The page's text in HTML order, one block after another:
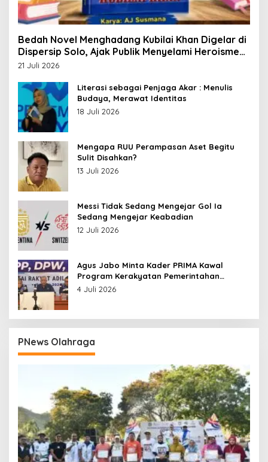
Bedah Novel Menghadang Kubilai Khan Digelar di
Dispersip Solo, Ajak Publik Menyelami Heroisme
Leluhur Nusantara
21 Juli 2026
Literasi sebagai Penjaga Akar : Menulis
Budaya, Merawat Identitas
18 Juli 2026
Mengapa RUU Perampasan Aset Begitu
Sulit Disahkan?
13 Juli 2026
Messi Tidak Sedang Mengejar Gol Ia
Sedang Mengejar Keabadian
12 Juli 2026
Agus Jabo Minta Kader PRIMA Kawal
Program Kerakyatan Pemerintahan
Prabowo
4 Juli 2026
PNews Olahraga